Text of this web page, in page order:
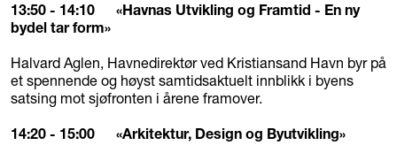
13:50 - 14:10 «Havnas Utvikling og Framtid - En ny
bydel tar form»
Halvard Aglen, Havnedirektør ved Kristiansand Havn byr på
et spennende og høyst samtidsaktuelt innblikk i byens
satsing mot sjøfronten i årene framover.
14:20 - 15:00 «Arkitektur, Design og Byutvikling»